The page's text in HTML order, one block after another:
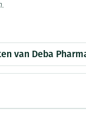
van Deba